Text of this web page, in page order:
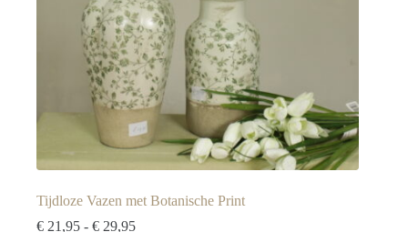
Tijdloze Vazen met Botanische Print
€ 21,95 - € 29,95Prijsklasse: